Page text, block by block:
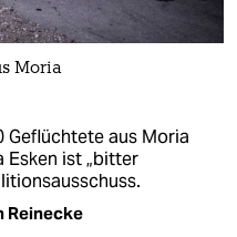
Moria
Geflüchtete aus Moria
Esken ist „bitter
Reinecke